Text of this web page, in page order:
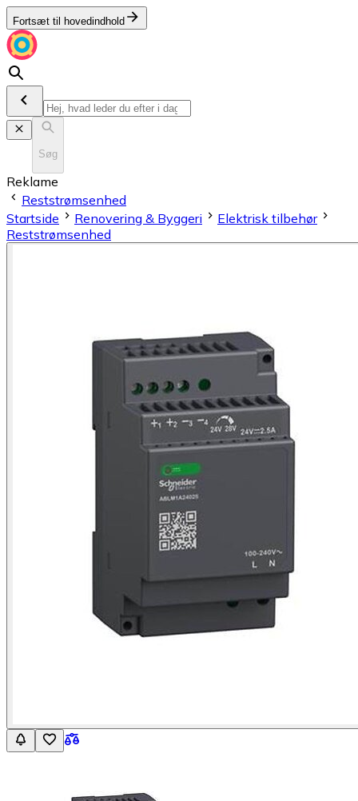
Fortsæt til hovedindhold
Søg
Reklame
Reststrømsenhed
Startside
Renovering & Byggeri
Elektrisk tilbehør
Reststrømsenhed